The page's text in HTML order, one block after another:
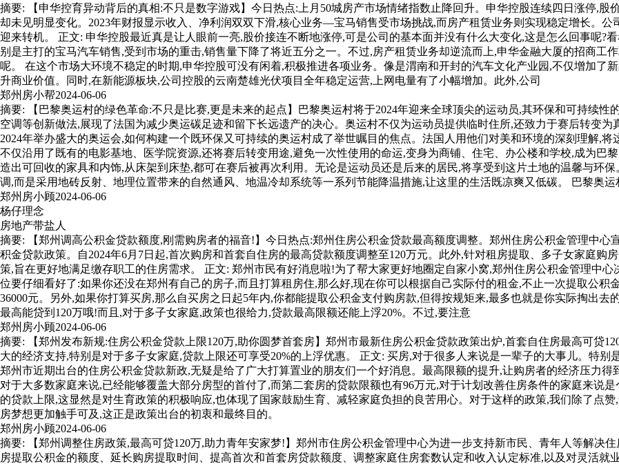
摘要: 【申华控育异动背后的真相:不只是数字游戏】今日热点:上月50城房产市场情绪指数止降回升。申华控股连续四日涨停,
却未见明显变化。2023年财报显示收入、净利润双双下滑,核心业务—宝马销售受市场挑战,而房产租赁业务则实现稳定增长。
迎来转机。 正文: 申华控股最近真是让人眼前一亮,股价接连不断地涨停,可是公司的基本面并没有什么大变化,这是怎么回事呢?
别是主打的宝马汽车销售,受到市场的重击,销售量下降了将近五分之一。不过,房产租赁业务却逆流而上,申华金融大厦的招商工
呢。 在这个市场大环境不稳定的时期,申华控股可没有闲着,积极推进各项业务。像是渭南和开封的汽车文化产业园,不仅增加了
升商业价值。同时,在新能源板块,公司控股的云南楚雄光伏项目全年稳定运营,上网电量有了小幅增加。此外,公司
郑州房小帮2024-06-06
摘要: 【巴黎奥运村的绿色革命:不只是比赛,更是未来的起点】巴黎奥运村将于2024年迎来全球顶尖的运动员,其环保和可持续
空调等创新做法,展现了法国为减少奥运碳足迹和留下长远遗产的决心。奥运村不仅为运动员提供临时住所,还致力于赛后转变
2024年举办盛大的奥运会,如何构建一个既环保又可持续的奥运村成了举世瞩目的焦点。法国人用他们对美和环境的深刻理解,
不仅沿用了既有的电影基地、医学院资源,还将赛后转变用途,避免一次性使用的命运,变身为商铺、住宅、办公楼和学校,成为巴
造出可回收的家具和内饰,从床架到床垫,都可在赛后被再次利用。无论是运动员还是后来的居民,将享受到这片土地的温馨与环
调,而是采用地砖反射、地理位置带来的自然通风、地温冷却系统等一系列节能降温措施,让这里的生活既凉爽又低碳。 巴黎奥运
郑州房小顾2024-06-06
杨仔理念
房地产带盐人
摘要: 【郑州调高公积金贷款额度,刚需购房者的福音!】今日热点:郑州住房公积金贷款最高额度调整。郑州住房公积金管理中
积金贷款政策。自2024年6月7日起,首次购房和首套自住房的最高贷款额度调整至120万元。此外,针对租房提取、多子女家庭购
策,旨在更好地满足缴存职工的住房需求。 正文: 郑州市民有好消息啦!为了帮大家更好地圈定自家小窝,郑州住房公积金管理中
位要仔细看好了:如果你还没在郑州有自己的房子,而且打算租房住,那么好,现在你可以根据自己实际付的租金,不止一次提取公积
36000元。另外,如果你打算买房,那么自买房之日起5年内,你都能提取公积金支付购房款,但得按规矩来,最多也就是你实际掏出
最高能贷到120万哦!而且,对于多子女家庭,政策也很给力,贷款最高限额还能上浮20%。不过,要注意
郑州房小顾2024-06-06
摘要: 【郑州发布新规:住房公积金贷款上限120万,助你圆梦首套房】郑州市最新住房公积金贷款政策出炉,首套自住房最高可贷
大的经济支持,特别是对于多子女家庭,贷款上限还可享受20%的上浮优惠。 正文: 买房,对于很多人来说是一辈子的大事儿。特别
郑州市近期出台的住房公积金贷款新政,无疑是给了广大打算置业的朋友们一个好消息。最高限额的提升,让购房者的经济压力
对于大多数家庭来说,已经能够覆盖大部分房型的首付了,而第二套房的贷款限额也有96万元,对于计划改善住房条件的家庭来说
的贷款上限,这显然是对生育政策的积极响应,也体现了国家鼓励生育、减轻家庭负担的良苦用心。对于这样的政策,我们除了点
房梦想更加触手可及,这正是政策出台的初衷和最终目的。
郑州房小顾2024-06-06
摘要: 【郑州调整住房政策,最高可贷120万,助力青年安家梦!】郑州市住房公积金管理中心为进一步支持新市民、青年人等解决
房提取公积金的额度、延长购房提取时间、提高首次和首套房贷款额度、调整家庭住房套数认定和收入认定标准,以及对灵活就